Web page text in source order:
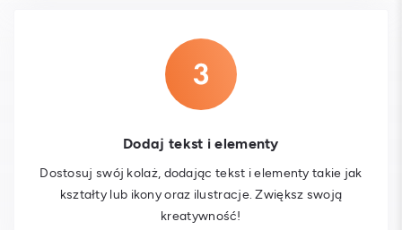
Dodaj tekst i elementy
Dostosuj swój kolaż, dodając tekst i elementy takie jak
kształty lub ikony oraz ilustracje. Zwiększ swoją
kreatywność!